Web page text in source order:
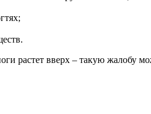
растет вверх – такую жалобу